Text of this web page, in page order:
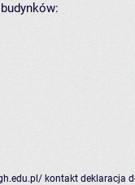
kontakt deklaracja